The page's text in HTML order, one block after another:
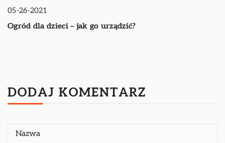
05-26-2021
Ogród dla dzieci – jak go urządzić?
DODAJ KOMENTARZ